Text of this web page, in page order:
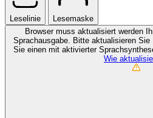
Leselinie
Lesemaske
Browser muss aktualisiert werden
Sprachausgabe. Bitte aktualisieren Sie
Sie einen mit aktivierter
Wie